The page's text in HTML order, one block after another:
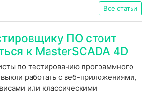
Все статьи
ПО стоит
к MasterSCADA 4D
по тестированию программного
работать с веб-приложениями,
или классическими